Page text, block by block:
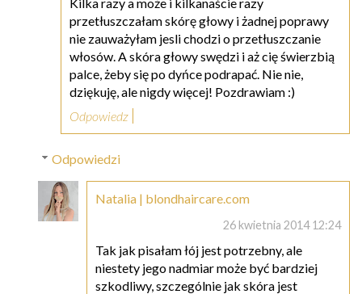
przetłuszczałam skórę głowy i żadnej poprawy
nie zauważyłam jesli chodzi o przetłuszczanie
włosów. A skóra głowy swędzi i aż cię świerzbią
palce, żeby się po dyńce podrapać. Nie nie,
dziękuję, ale nigdy więcej! Pozdrawiam :)
Odpowiedz
Odpowiedzi
Natalia | blondhaircare.com
26 kwietnia 2014 12:24
Tak jak pisałam łój jest potrzebny, ale
niestety jego nadmiar może być bardziej
szkodliwy, szczególnie jak skóra jest